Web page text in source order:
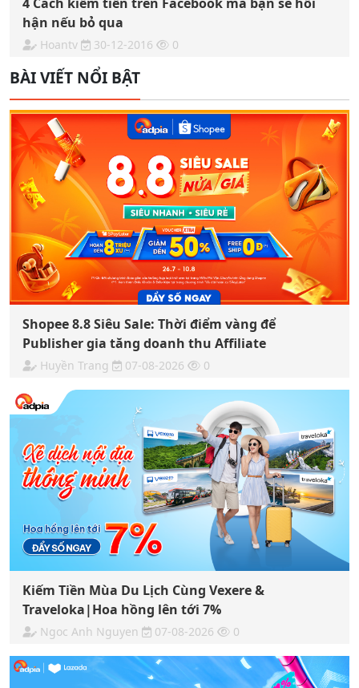
hận nếu bỏ qua
Hoantv 30-12-2016 0
BÀI VIẾT NỔI BẬT
Shopee 8.8 Siêu Sale: Thời điểm vàng để
Publisher gia tăng doanh thu Affiliate
Huyền Trang 07-08-2026 0
Kiếm Tiền Mùa Du Lịch Cùng Vexere &
Traveloka|Hoa hồng lên tới 7%
Ngoc Anh Nguyen 07-08-2026 0